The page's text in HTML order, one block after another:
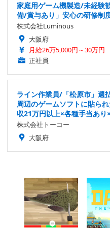
家庭用ゲーム機製造/未経験
備/賞与あり」安心の研修制
株式会社Luminous
大阪府
月給26万5,000円～30万円
正社員
ライン作業員/「松原市」週
周辺のゲームソフトに貼ら
収21万円以上×各種手当あ
株式会社トーコー
大阪府